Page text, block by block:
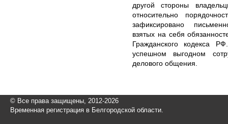
другой стороны
относительно
зафиксировано
взятых на себя
Гражданского кодекса
успешном выгодном
делового общения.
© Все права защищены, 2012-2026
Временная регистрация в Белгородской области.